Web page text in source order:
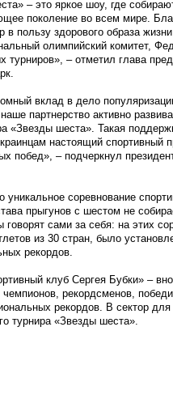
– это яркое шоу, где
поколение во всем мире.
в пользу здорового образа
олимпийский комитет,
турниров», – отметил глава
вклад в дело
партнерство активно
«Звезды шеста». Такая
настоящий спортивный
побед», – подчеркнул
соревнование
прыгунов с шестом не
сами за себя: на этих
из 30 стран, было
рекордов.
клуб Сергея Бубки» –
рекордсменов,
рекордов. В сектор
турнира «Звезды шеста».